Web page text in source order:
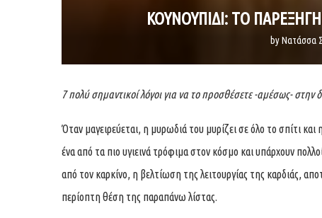
ΚΟΥΝΟΥΠΙΔΙ: ΤΟ
byΝατάσσα
7 πολύ σημαντικοί λόγοι για να το προσθέσετε -αμέσως- στην
Όταν μαγειρεύεται, η μυρωδιά του μυρίζει σε όλο το σπίτι
ένα από τα πιο υγιεινά τρόφιμα στον κόσμο και υπάρχουν
από τον καρκίνο, η βελτίωση της λειτουργίας της καρδιάς,
περίοπτη θέση της παραπάνω λίστας.